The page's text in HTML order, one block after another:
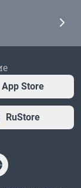
App Store
RuStore